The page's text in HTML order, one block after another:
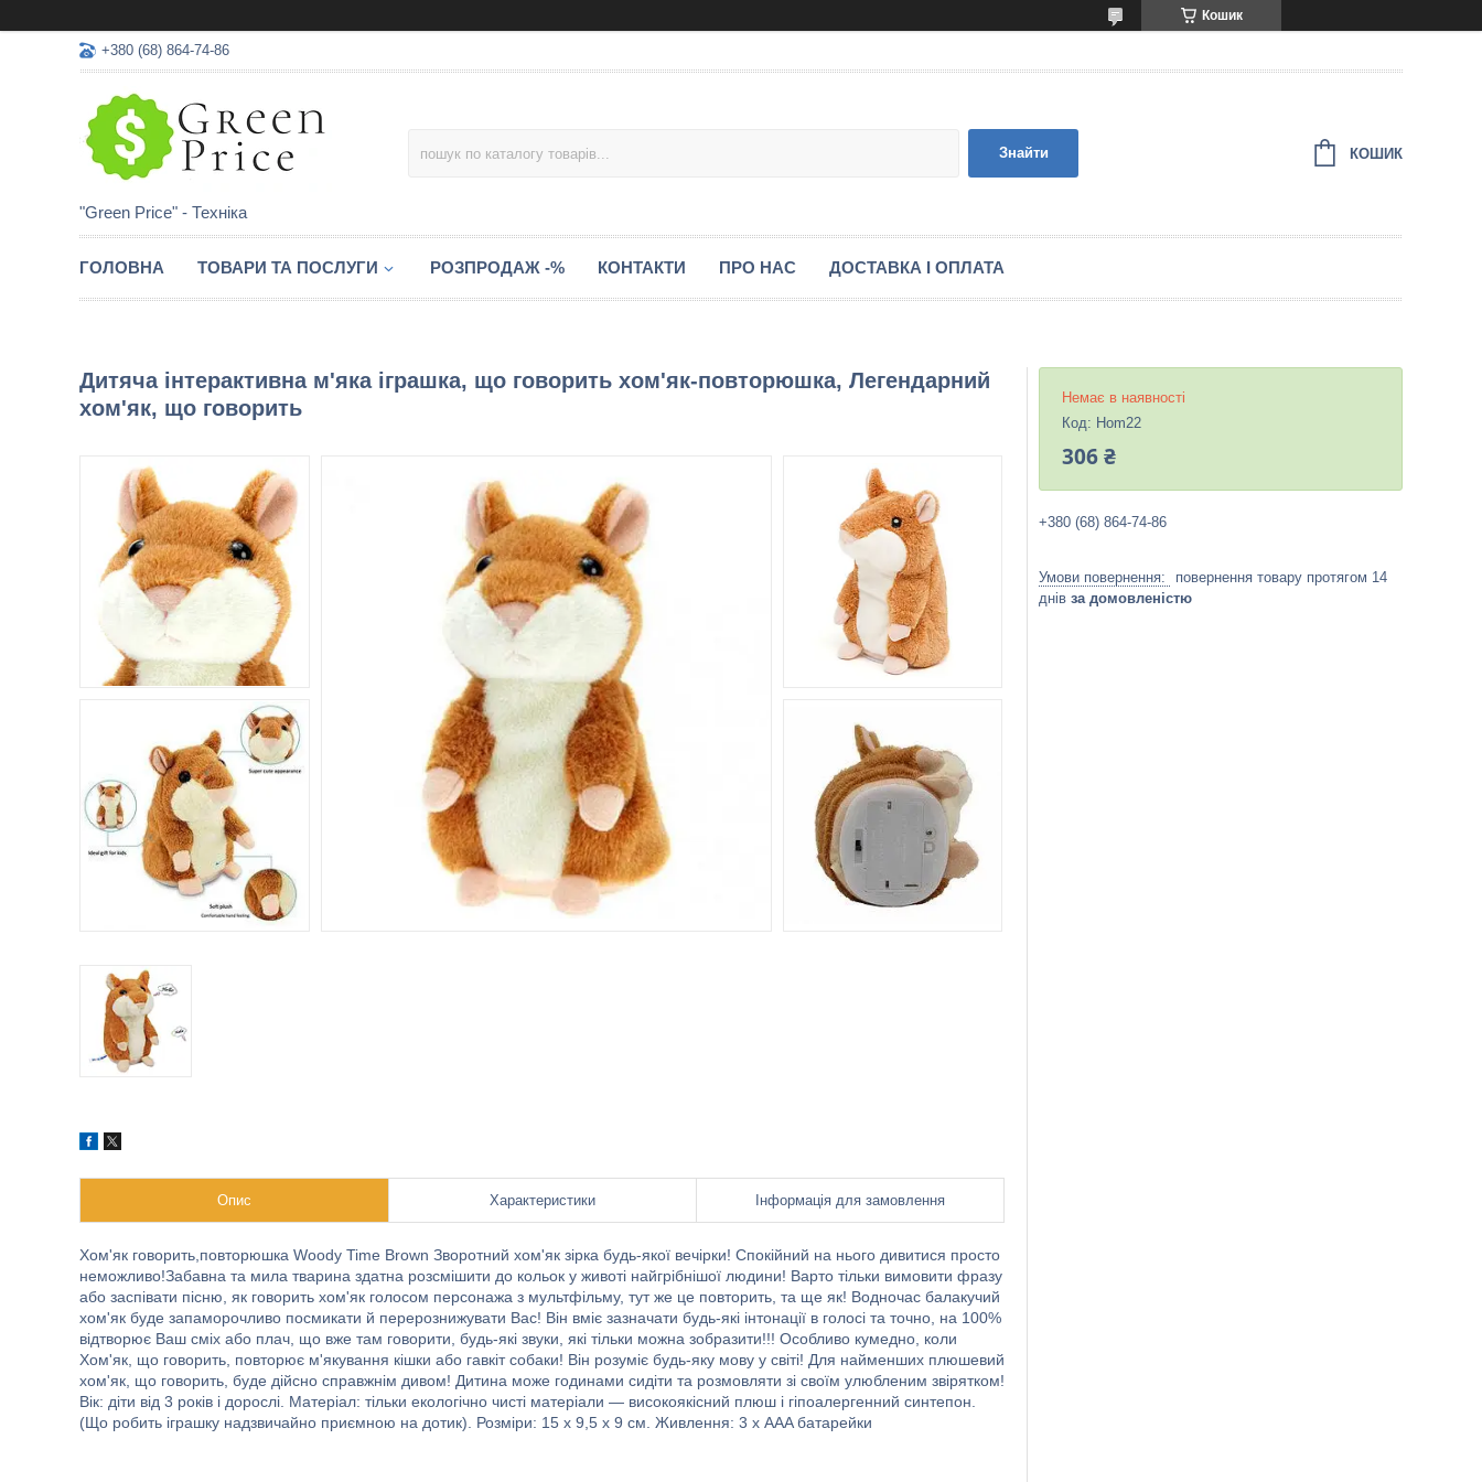
Кошик
+380 (68) 864-74-86
"Green Price" - Техніка
Знайти КОШИК
ГОЛОВНА ТОВАРИ ТА ПОСЛУГИ РОЗПРОДАЖ -% КОНТАКТИ ПРО НАС ДОСТАВКА І ОПЛАТА
Дитяча інтерактивна м'яка іграшка, що говорить хом'як-повторюшка, Легендарний
хом'як, що говорить
Опис Характеристики Інформація для замовлення
Хом'як говорить,повторюшка Woody Time Brown Зворотний хом'як зірка будь-якої вечірки! Спокійний на нього дивитися просто
неможливо!Забавна та мила тварина здатна розсмішити до кольок у животі найгрібнішої людини! Варто тільки вимовити фразу
або заспівати пісню, як говорить хом'як голосом персонажа з мультфільму, тут же це повторить, та ще як! Водночас балакучий
хом'як буде запаморочливо посмикати й перерознижувати Вас! Він вміє зазначати будь-які інтонації в голосі та точно, на 100%
відтворює Ваш сміх або плач, що вже там говорити, будь-які звуки, які тільки можна зобразити!!! Особливо кумедно, коли
Хом'як, що говорить, повторює м'якування кішки або гавкіт собаки! Він розуміє будь-яку мову у світі! Для найменших плюшевий
хом'як, що говорить, буде дійсно справжнім дивом! Дитина може годинами сидіти та розмовляти зі своїм улюбленим звірятком!
Вік: діти від 3 років і дорослі. Матеріал: тільки екологічно чисті матеріали — високоякісний плюш і гіпоалергенний синтепон.
(Що робить іграшку надзвичайно приємною на дотик). Розміри: 15 х 9,5 х 9 см. Живлення: 3 х AAA батарейки
Немає в наявності
Код: Hom22
306 ₴
+380 (68) 864-74-86
повернення товару протягом 14
днів за домовленістю